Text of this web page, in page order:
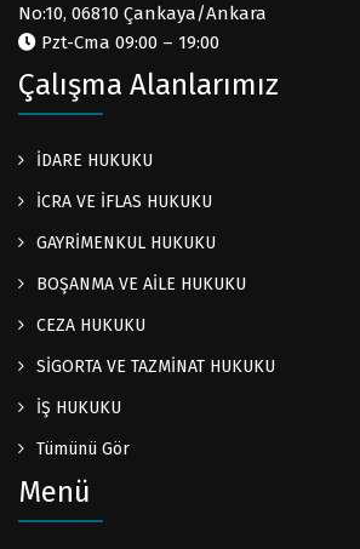
No:10, 06810 Çankaya/Ankara
Pzt-Cma 09:00 – 19:00
Çalışma Alanlarımız
İDARE HUKUKU
İCRA VE İFLAS HUKUKU
GAYRİMENKUL HUKUKU
BOŞANMA VE AİLE HUKUKU
CEZA HUKUKU
SİGORTA VE TAZMİNAT HUKUKU
İŞ HUKUKU
Tümünü Gör
Menü